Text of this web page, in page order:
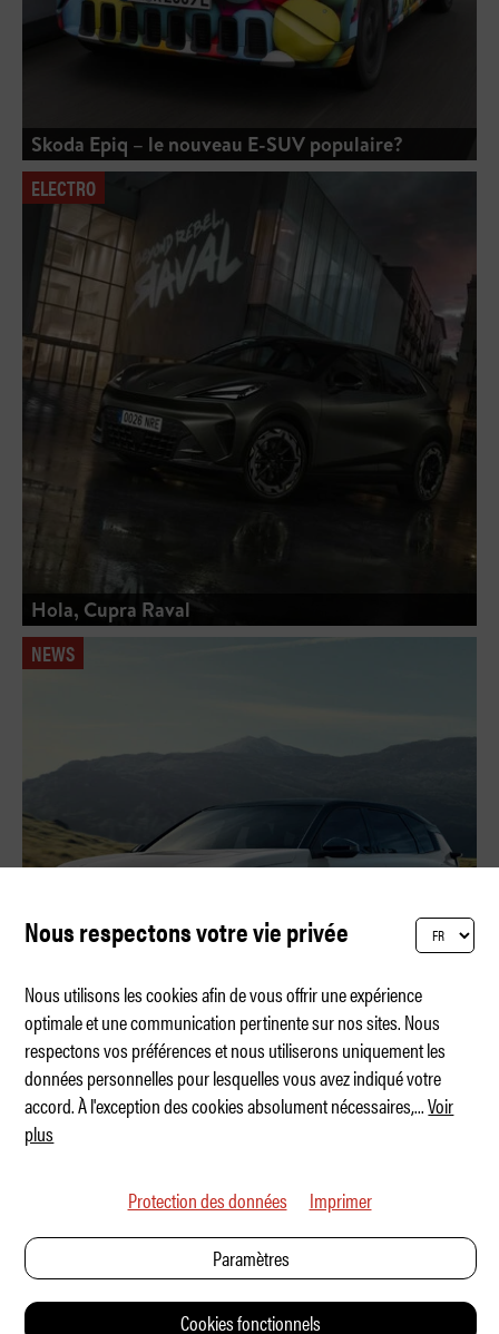
Skoda Epiq – le nouveau E-SUV populaire?
ELECTRO
Hola, Cupra Raval
NEWS
Citroën passe à la vitesse supérieure
Nous respectons votre vie privée
Nous utilisons les cookies afin de vous offrir une expérience
optimale et une communication pertinente sur nos sites. Nous
respectons vos préférences et nous utiliserons uniquement les
données personnelles pour lesquelles vous avez indiqué votre
accord. À l'exception des cookies absolument nécessaires,...Voir
plus
Protection des données Imprimer
Paramètres
Cookies fonctionnels